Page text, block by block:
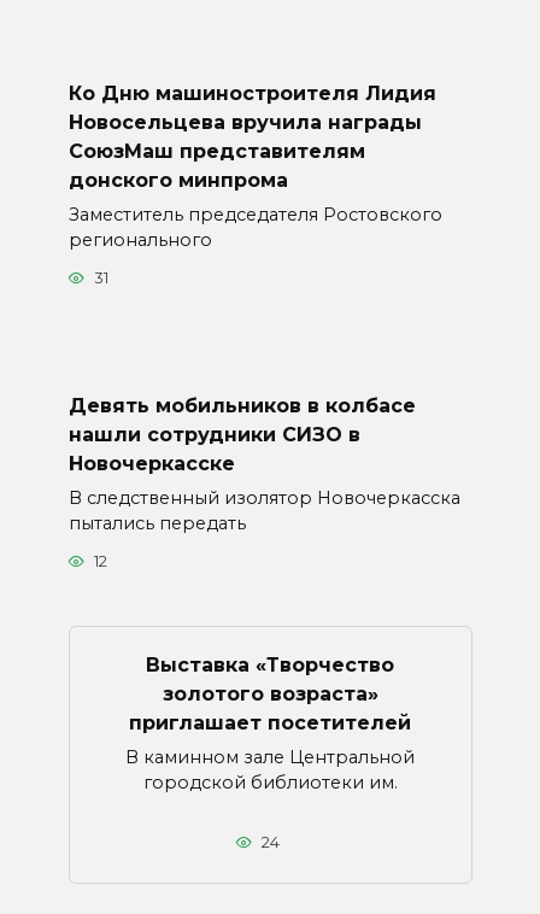
Ко Дню машиностроителя Лидия
Новосельцева вручила награды
СоюзМаш представителям
донского минпрома
Заместитель председателя Ростовского
регионального
31
Девять мобильников в колбасе
нашли сотрудники СИЗО в
Новочеркасске
В следственный изолятор Новочеркасска
пытались передать
12
Выставка «Творчество
золотого возраста»
приглашает посетителей
В каминном зале Центральной
городской библиотеки им.
24